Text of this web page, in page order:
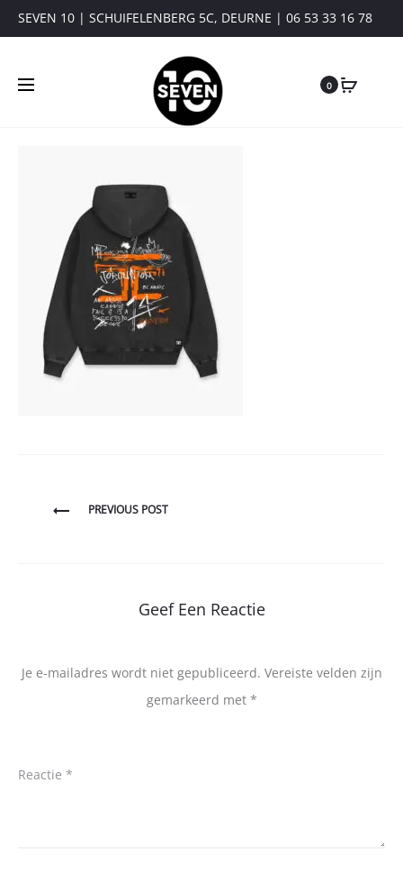
SEVEN 10 | SCHUIFELENBERG 5C, DEURNE | 06 53 33 16 78
0
BerichtPREVIOUS POST
Geef Een Reactie
Je e-mailadres wordt niet gepubliceerd. Vereiste velden zijn
gemarkeerd met *
Reactie *